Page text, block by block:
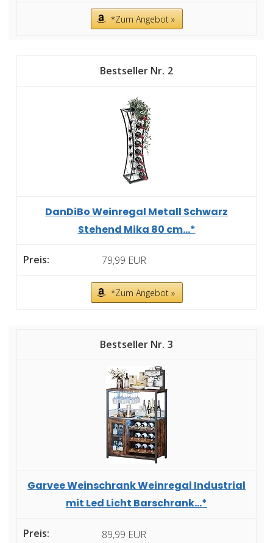
*Zum Angebot »
2
DanDiBo Weinregal Metall Schwarz
Stehend Mika 80 cm...*
79,99 EUR
*Zum Angebot »
3
Garvee Weinschrank Weinregal Industrial
mit Led Licht Barschrank...*
89,99 EUR